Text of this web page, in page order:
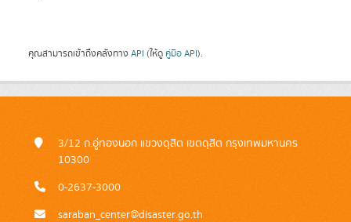
คุณสามารถเข้าถึงคลังทาง API (ให้ดู คู่มือ API).
3/12 ถ.อู่ทองนอก แขวงดุสิต เขตดุสิต กรุงเทพมหานคร
10300
0-2637-3000
saraban_center@disaster.go.th